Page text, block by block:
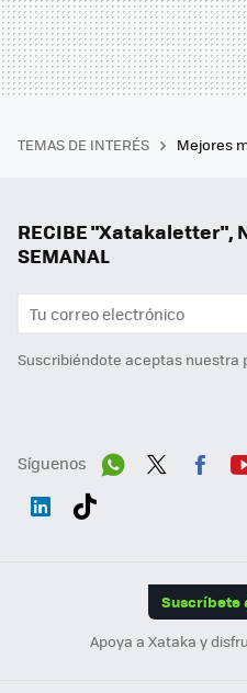
TEMAS DE INTERÉS Mejores
RECIBE "Xatakaletter",
SEMANAL
Suscribiéndote aceptas nuestra
Síguenos
Suscríbete
Apoya a Xataka y